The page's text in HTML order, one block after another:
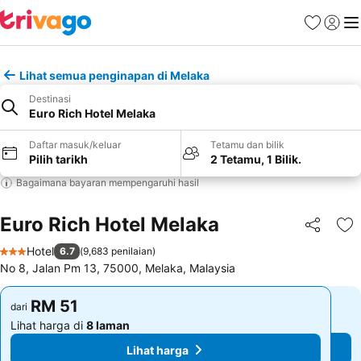
Kegemaran
Daftar
Lihat semua penginapan di Melaka
Destinasi
Euro Rich Hotel Melaka
Daftar masuk/keluar
Pilih tarikh
Tetamu dan bilik
2 Tetamu, 1 Bilik.
Bagaimana bayaran mempengaruhi hasil
Euro Rich Hotel Melaka Kongsi
3 Bintang
Hotel 6.7 (9,683 penilaian)
No 8, Jalan Pm 13, 75000, Melaka, Malaysia
dari RM 51
Lihat harga di 8 laman
Lihat harga
dari RM 51
Lihat harga di 8 laman
Lihat harga